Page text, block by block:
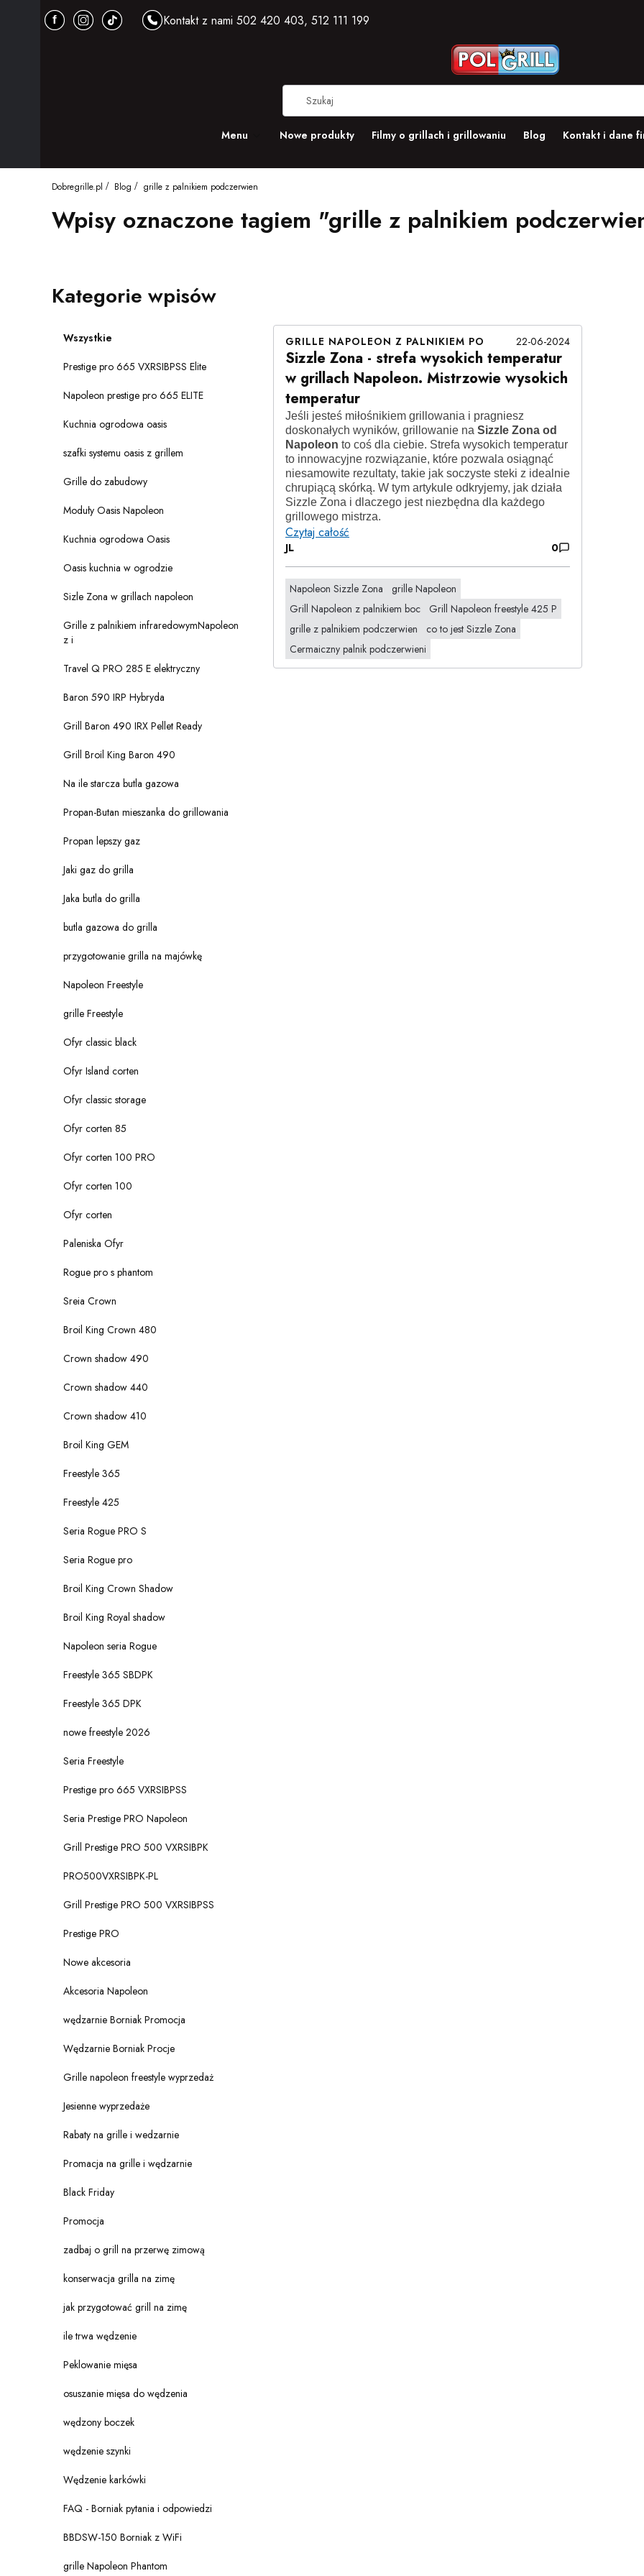
Kontakt z nami 502 420 403, 512 111 199
Menu
Nowe produkty Filmy o grillach i grillowaniu Blog Kontakt i dane
Dobregrille.pl Blog grille z palnikiem podczerwien
Wpisy oznaczone tagiem "grille z palnikiem
Kategorie wpisów
Wszystkie
Prestige pro 665 VXRSIBPSS Elite
Napoleon prestige pro 665 ELITE
Kuchnia ogrodowa oasis
szafki systemu oasis z grillem
Grille do zabudowy
Moduły Oasis Napoleon
Kuchnia ogrodowa Oasis
Oasis kuchnia w ogrodzie
Sizle Zona w grillach napoleon
Grille z palnikiem infraredowymNapoleon
z i
Travel Q PRO 285 E elektryczny
Baron 590 IRP Hybryda
Grill Baron 490 IRX Pellet Ready
Grill Broil King Baron 490
Na ile starcza butla gazowa
Propan-Butan mieszanka do grillowania
Propan lepszy gaz
Jaki gaz do grilla
Jaka butla do grilla
butla gazowa do grilla
przygotowanie grilla na majówkę
Napoleon Freestyle
grille Freestyle
Ofyr classic black
Ofyr Island corten
Ofyr classic storage
Ofyr corten 85
Ofyr corten 100 PRO
Ofyr corten 100
Ofyr corten
Paleniska Ofyr
Rogue pro s phantom
Sreia Crown
Broil King Crown 480
Crown shadow 490
Crown shadow 440
Crown shadow 410
Broil King GEM
Freestyle 365
Freestyle 425
Seria Rogue PRO S
Seria Rogue pro
Broil King Crown Shadow
Broil King Royal shadow
Napoleon seria Rogue
Freestyle 365 SBDPK
Freestyle 365 DPK
nowe freestyle 2026
Seria Freestyle
Prestige pro 665 VXRSIBPSS
Seria Prestige PRO Napoleon
Grill Prestige PRO 500 VXRSIBPK
PRO500VXRSIBPK-PL
Grill Prestige PRO 500 VXRSIBPSS
Prestige PRO
Nowe akcesoria
Akcesoria Napoleon
wędzarnie Borniak Promocja
Wędzarnie Borniak Procje
Grille napoleon freestyle wyprzedaż
Jesienne wyprzedaże
Rabaty na grille i wedzarnie
Promacja na grille i wędzarnie
Black Friday
Promocja
zadbaj o grill na przerwę zimową
konserwacja grilla na zimę
jak przygotować grill na zimę
ile trwa wędzenie
Peklowanie mięsa
osuszanie mięsa do wędzenia
wędzony boczek
wędzenie szynki
Wędzenie karkówki
FAQ - Borniak pytania i odpowiedzi
BBDSW-150 Borniak z WiFi
grille Napoleon Phantom
GRILLE NAPOLEON Z PALNIKIEM PO 22-06-2024
Sizzle Zona - strefa wysokich temperatur
w grillach Napoleon. Mistrzowie wysokich
temperatur
Jeśli jesteś miłośnikiem grillowania i pragniesz
doskonałych wyników, grillowanie na Sizzle Zona od
Napoleon to coś dla ciebie. Strefa wysokich temperatur
to innowacyjne rozwiązanie, które pozwala osiągnąć
niesamowite rezultaty, takie jak soczyste steki z idealnie
chrupiącą skórką. W tym artykule odkryjemy, jak działa
Sizzle Zona i dlaczego jest niezbędna dla każdego
grillowego mistrza.
Czytaj całość
JL 0
Napoleon Sizzle Zona
grille Napoleon
Grill Napoleon z palnikiem boc
Grill Napoleon freestyle 425 P
grille z palnikiem podczerwien
co to jest Sizzle Zona
Cermaiczny palnik podczerwieni